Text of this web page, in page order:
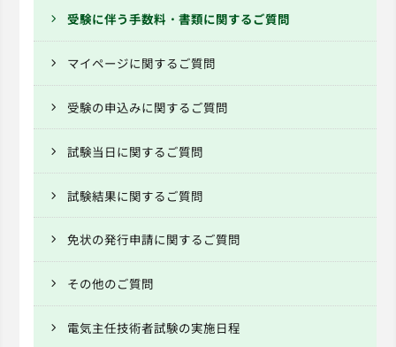
受験に伴う手数料・書類に関するご質問
マイページに関するご質問
受験の申込みに関するご質問
試験当日に関するご質問
試験結果に関するご質問
免状の発行申請に関するご質問
その他のご質問
電気主任技術者試験の実施日程